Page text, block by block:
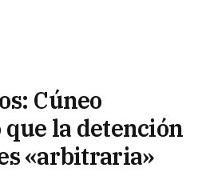
Cúneo
la detención
«arbitraria»